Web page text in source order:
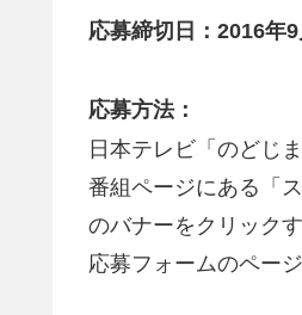
応募締切日：2016年9
応募方法：
日本テレビ「のどじ
番組ページにある「
のバナーをクリック
応募フォームのペー